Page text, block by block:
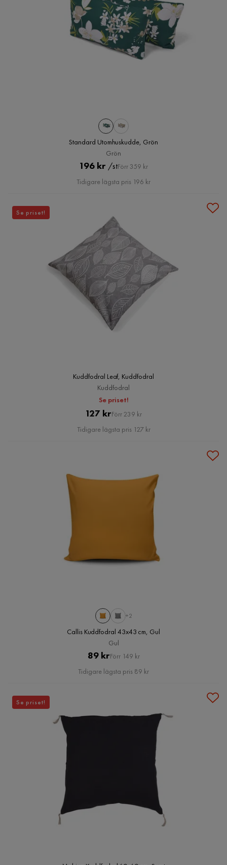
Standard Utomhuskudde, Grön
Grön
Pris
196 kr /stOriginal
Pris
Förr 359 kr
Tidigare lägsta pris 196 kr
Kuddfodral Leaf, Kuddfodral
Kuddfodral
Se priset!
Pris
127 krOriginal
Pris
Förr 239 kr
Tidigare lägsta pris 127 kr
Se priset!
+2
Callis Kuddfodral 43x43 cm, Gul
Gul
Pris
89 kr Original
Pris
Förr 149 kr
Tidigare lägsta pris 89 kr
Se priset!